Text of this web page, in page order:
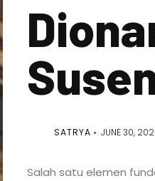
SATRYA JUNE 30,
Salah satu elemen